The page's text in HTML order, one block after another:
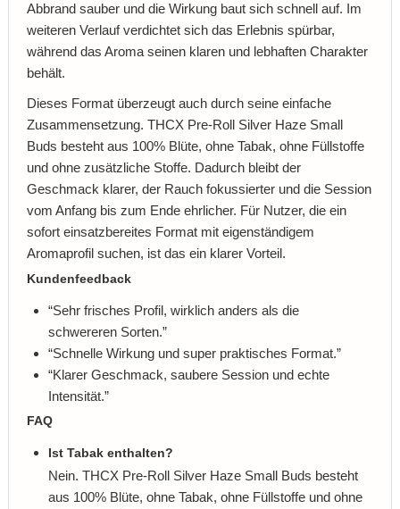
Abbrand sauber und die Wirkung baut sich schnell auf. Im
weiteren Verlauf verdichtet sich das Erlebnis spürbar,
während das Aroma seinen klaren und lebhaften Charakter
behält.
Dieses Format überzeugt auch durch seine einfache
Zusammensetzung. THCX Pre-Roll Silver Haze Small
Buds besteht aus 100% Blüte, ohne Tabak, ohne Füllstoffe
und ohne zusätzliche Stoffe. Dadurch bleibt der
Geschmack klarer, der Rauch fokussierter und die Session
vom Anfang bis zum Ende ehrlicher. Für Nutzer, die ein
sofort einsatzbereites Format mit eigenständigem
Aromaprofil suchen, ist das ein klarer Vorteil.
Kundenfeedback
“Sehr frisches Profil, wirklich anders als die
schwereren Sorten.”
“Schnelle Wirkung und super praktisches Format.”
“Klarer Geschmack, saubere Session und echte
Intensität.”
FAQ
Ist Tabak enthalten?
Nein. THCX Pre-Roll Silver Haze Small Buds besteht
aus 100% Blüte, ohne Tabak, ohne Füllstoffe und ohne